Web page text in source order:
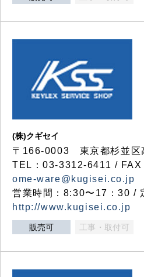
(株)クギセイ
〒166-0003 東京都杉並区
TEL：03-3312-6411 /
ome-ware@kugisei.co.jp
営業時間：8:30〜17：30 /
http://www.kugisei.co.jp
販売可 工事・取付可